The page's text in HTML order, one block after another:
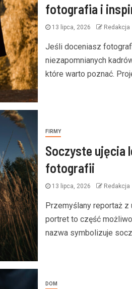
fotografia i
13 lipca, 2026 Redakcja
Jeśli doceniasz
niezapomnianych
które warto poznać.
FIRMY
Soczyste ujęcia
fotografii
13 lipca, 2026 Redakcja
Przemyślany reportaż
portret to część
nazwa symbolizuje
DOM